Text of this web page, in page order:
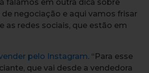
falamos em outra dica sobre
de negociação e aqui vamos frisar
as redes sociais, que estão em
pelo Instagram. “Para esse
que vai desde a vendedora